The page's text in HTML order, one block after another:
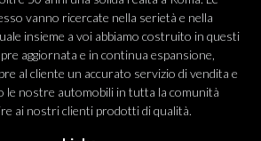
vanno ricercate nella serietà e nella
insieme a voi abbiamo costruito in questi
aggiornata e in continua espansione,
al cliente un accurato servizio di vendita e
le nostre automobili in tutta la comunità
ai nostri clienti prodotti di qualità.